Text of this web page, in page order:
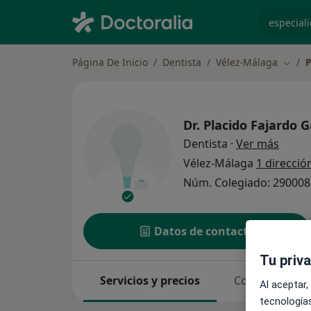
Página De Inicio Dentista Vélez-Málaga
Dr. Placido Fajardo
Dentista · Ver más
Vélez-Málaga 1
Núm. Colegiado:
Datos de contacto
Servicios y precios Consultas
Tu
Al